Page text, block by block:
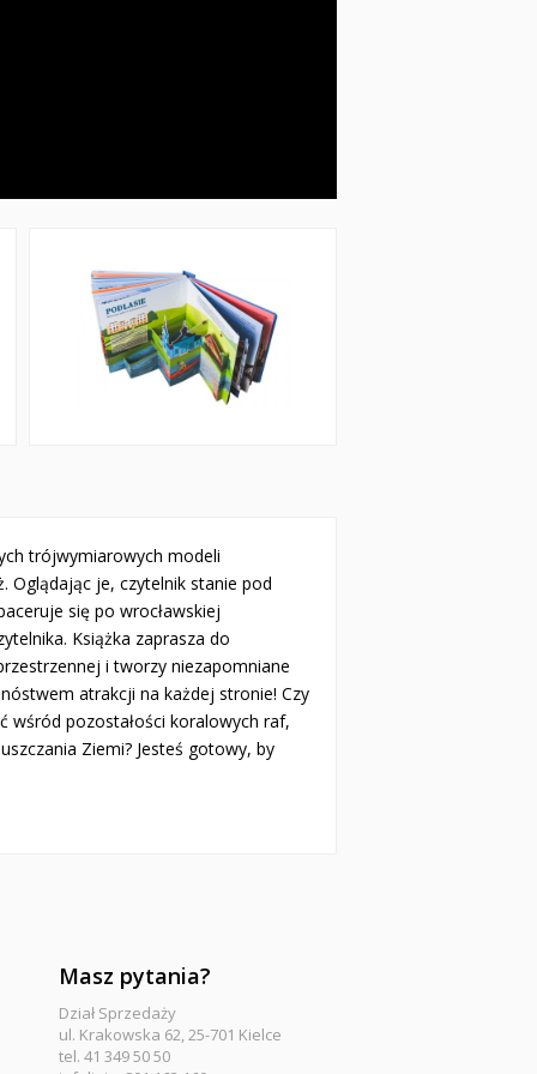
trójwymiarowych modeli
Oglądając je, czytelnik stanie pod
się po wrocławskiej
Książka zaprasza do
i tworzy niezapomniane
atrakcji na każdej stronie! Czy
wśród pozostałości koralowych raf,
Ziemi? Jesteś gotowy, by
Masz pytania?
Dział Sprzedaży
ul. Krakowska 62, 25-701 Kielce
tel. 41 349 50 50